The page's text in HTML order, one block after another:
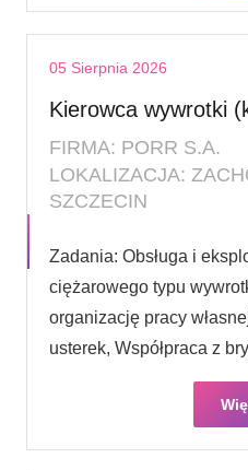
05 Sierpnia 2026
Kierowca wywrotki
FIRMA: PORR S.A.
LOKALIZACJA:
SZCZECIN
Zadania: Obsługa i
ciężarowego typu
organizację pracy
usterek, Współpraca z